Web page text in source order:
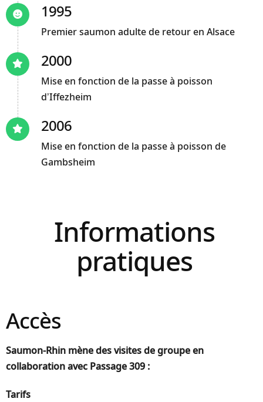
1995
Premier saumon adulte de retour en Alsace
2000
Mise en fonction de la passe à poisson
d’Iffezheim
2006
Mise en fonction de la passe à poisson de
Gambsheim
Informations
pratiques
Accès
Saumon-Rhin mène des visites de groupe en
collaboration avec Passage 309 :
Tarifs